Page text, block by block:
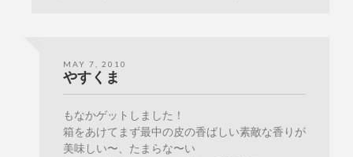
MAY 7, 2010
やすくま
もなかゲットしました！
箱をあけてまず最中の皮の香ばしい素敵な香りが
美味しい〜、たまらな〜い